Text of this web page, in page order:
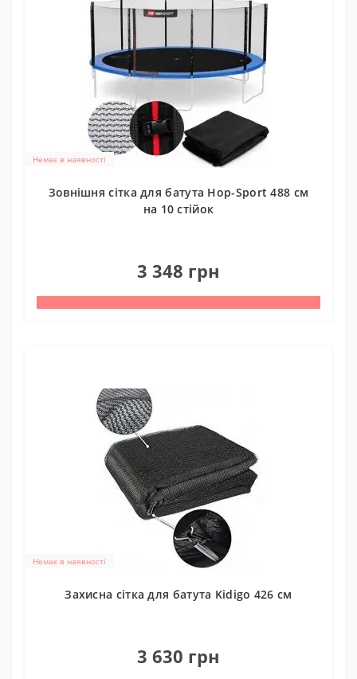
Немає в наявності
Зовнішня сітка для батута Hop-Sport 488 см
на 10 стійок
3 348 грн
Немає в наявності
Захисна сітка для батута Kidigo 426 см
3 630 грн